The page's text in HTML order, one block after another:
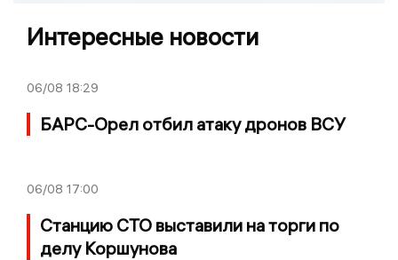
Интересные новости
06/08 18:29
БАРС-Орел отбил атаку дронов ВСУ
06/08 17:00
Станцию СТО выставили на торги по
делу Коршунова